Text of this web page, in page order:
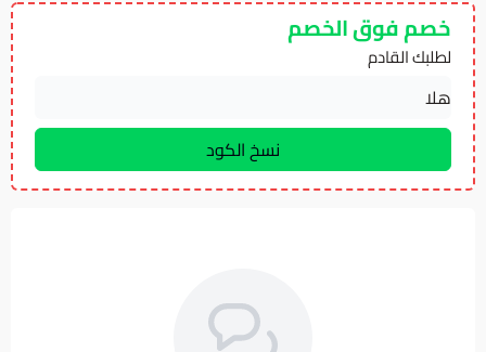
خصم فوق الخصم
لطلبك القادم